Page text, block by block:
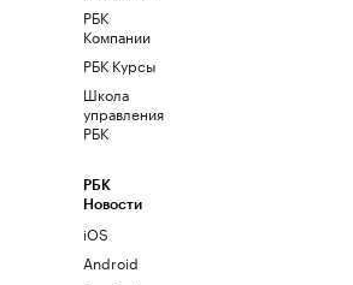
РБК
Компании
РБК Курсы
Школа
управления
РБК
РБК
Новости
iOS
Android